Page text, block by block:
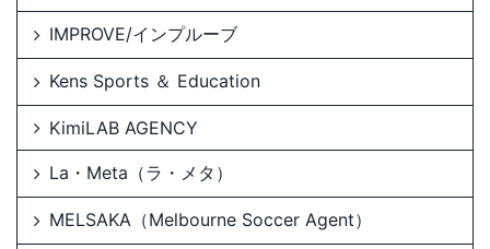
IMPROVE/インプルーブ
Kens Sports ＆ Education
KimiLAB AGENCY
La・Meta（ラ・メタ）
MELSAKA（Melbourne Soccer Agent）